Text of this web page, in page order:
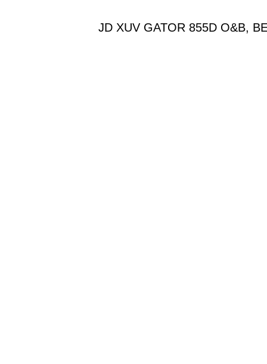
JD XUV GATOR 855D O&B,